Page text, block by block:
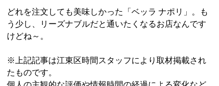
最寄駅 : 森下駅
所在地
営業時間 : ［火～土］18：00～22：30 ［日・祝］17：
00～21：30